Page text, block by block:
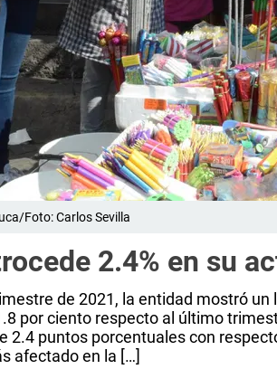
Foto: Carlos Sevilla
2.4% en su
de 2021, la entidad mostró
por ciento respecto al último
2.4 puntos porcentuales con
afectado en la […]